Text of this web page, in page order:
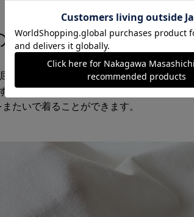
ある生地
さを感じません。高密度に織った生地は白
着ていただけます。また、七分袖ですが、
たいで着ることができます。